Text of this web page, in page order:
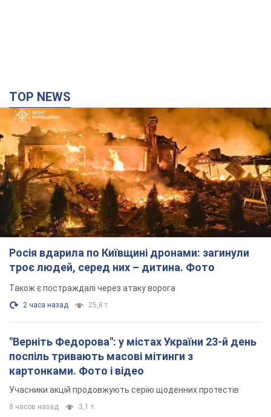
Росія вдарила по Київщині дронами: загинули
троє людей, серед них – дитина. Фото
Також є постраждалі через атаку ворога
2 часа назад 25,8 т.
"Верніть Федорова": у містах України 23-й день
поспіль тривають масові мітинги з
картонками. Фото і відео
Учасники акцій продовжують серію щоденних протестів
8 часов назад 3,1 т.
Сенат США схвалив законопроєкт Грема про
санкції проти Росії: що далі
Документ передбачає нові економічні обмеження
8 часов назад 6,0 т.